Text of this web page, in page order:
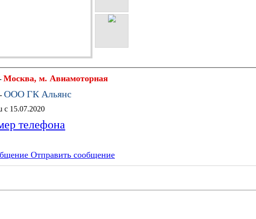
Москва, м. Авиамоторная
- ООО ГК Альянс
Apipost.ru с 15.07.2020
телефона
Отправить сообщение